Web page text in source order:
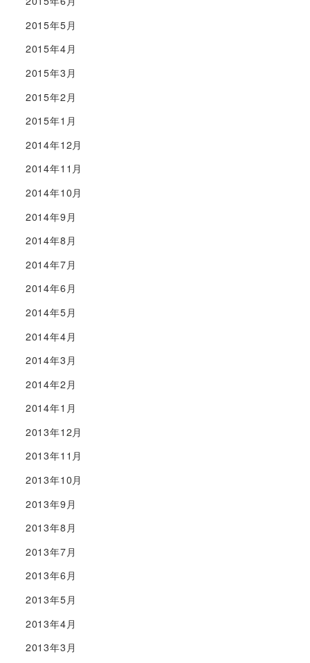
2015年5月
2015年4月
2015年3月
2015年2月
2015年1月
2014年12月
2014年11月
2014年10月
2014年9月
2014年8月
2014年7月
2014年6月
2014年5月
2014年4月
2014年3月
2014年2月
2014年1月
2013年12月
2013年11月
2013年10月
2013年9月
2013年8月
2013年7月
2013年6月
2013年5月
2013年4月
2013年3月